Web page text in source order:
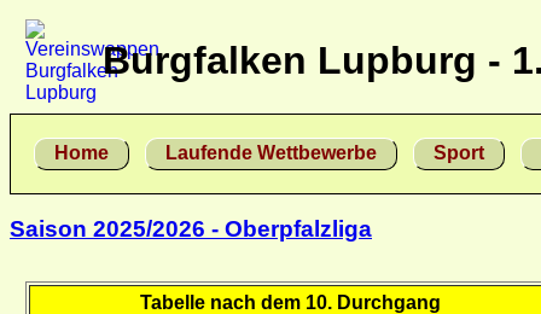
Burgfalken Lupburg -
Home Laufende Wettbewerbe Sport
Saison 2025/2026 - Oberpfalzliga
Tabelle nach dem 10. Durchgang